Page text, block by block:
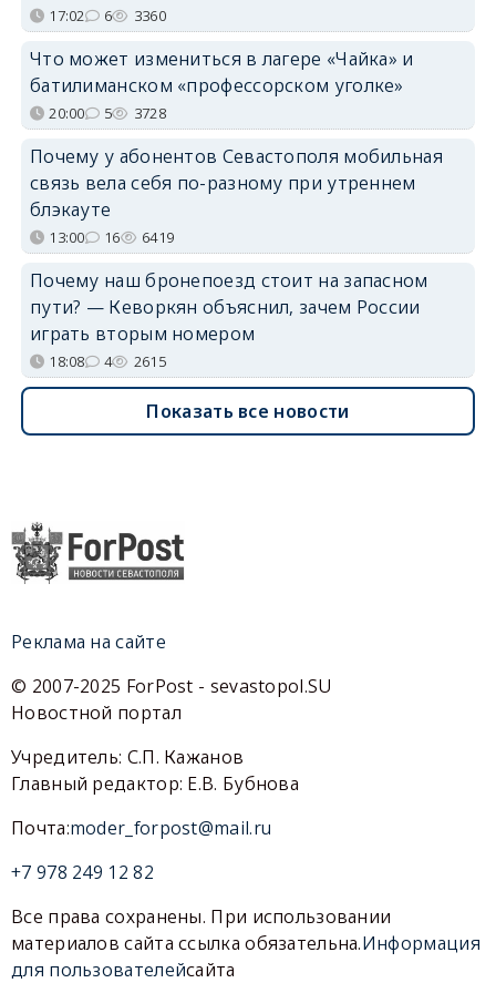
17:02 6 3360
Что может измениться в лагере «Чайка» и
батилиманском «профессорском уголке»
20:00 5 3728
Почему у абонентов Севастополя мобильная
связь вела себя по-разному при утреннем
блэкауте
13:00 16 6419
Почему наш бронепоезд стоит на запасном
пути? — Кеворкян объяснил, зачем России
играть вторым номером
18:08 4 2615
Показать все новости
Реклама на сайте
© 2007-2025 ForPost - sevastopol.SU
Новостной портал
Учредитель: С.П. Кажанов
Главный редактор: Е.В. Бубнова
Почта:moder_forpost@mail.ru
+7 978 249 12 82
Все права сохранены. При использовании
материалов сайта ссылка обязательна.Информация
для пользователейсайта